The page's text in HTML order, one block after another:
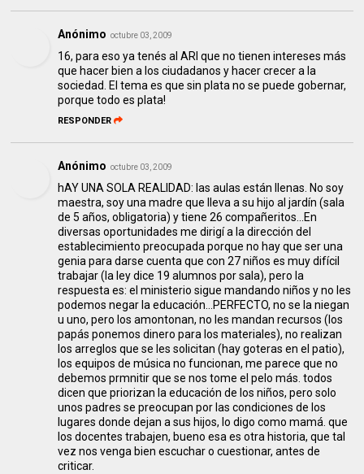
Anónimo octubre 03, 2009
16, para eso ya tenés al ARI que no tienen intereses más
que hacer bien a los ciudadanos y hacer crecer a la
sociedad. El tema es que sin plata no se puede gobernar,
porque todo es plata!
RESPONDER
Anónimo octubre 03, 2009
hAY UNA SOLA REALIDAD: las aulas están llenas. No soy
maestra, soy una madre que lleva a su hijo al jardín (sala
de 5 años, obligatoria) y tiene 26 compañeritos...En
diversas oportunidades me dirigí a la dirección del
establecimiento preocupada porque no hay que ser una
genia para darse cuenta que con 27 niños es muy difícil
trabajar (la ley dice 19 alumnos por sala), pero la
respuesta es: el ministerio sigue mandando niños y no les
podemos negar la educación...PERFECTO, no se la niegan
u uno, pero los amontonan, no les mandan recursos (los
papás ponemos dinero para los materiales), no realizan
los arreglos que se les solicitan (hay goteras en el patio),
los equipos de música no funcionan, me parece que no
debemos prmnitir que se nos tome el pelo más. todos
dicen que priorizan la educación de los niños, pero solo
unos padres se preocupan por las condiciones de los
lugares donde dejan a sus hijos, lo digo como mamá. que
los docentes trabajen, bueno esa es otra historia, que tal
vez nos venga bien escuchar o cuestionar, antes de
criticar.